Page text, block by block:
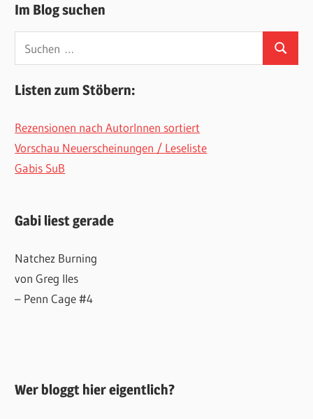
Im Blog suchen
nach:
Suchen
Listen zum Stöbern:
Rezensionen nach AutorInnen sortiert
Vorschau Neuerscheinungen / Leseliste
Gabis SuB
Gabi liest gerade
Natchez Burning
von Greg Iles
– Penn Cage #4
Wer bloggt hier eigentlich?